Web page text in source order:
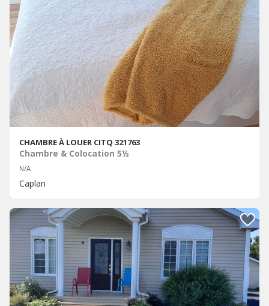
CHAMBRE À LOUER CITQ 321763
Chambre & Colocation 5½
N/A
Caplan